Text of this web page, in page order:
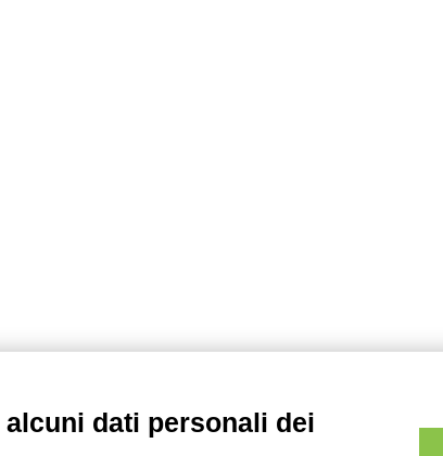
dati personali dei